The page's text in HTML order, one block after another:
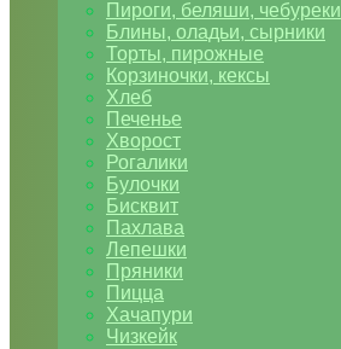
Пироги, беляши, чебуреки
Блины, оладьи, сырники
Торты, пирожные
Корзиночки, кексы
Хлеб
Печенье
Хворост
Рогалики
Булочки
Бисквит
Пахлава
Лепешки
Пряники
Пицца
Хачапури
Чизкейк